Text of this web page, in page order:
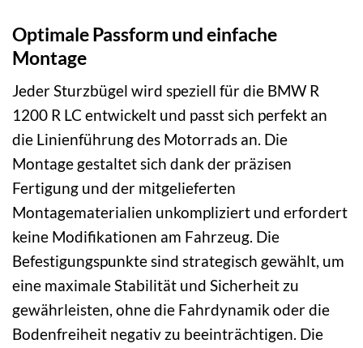
Optimale Passform und einfache
Montage
Jeder Sturzbügel wird speziell für die BMW R
1200 R LC entwickelt und passt sich perfekt an
die Linienführung des Motorrads an. Die
Montage gestaltet sich dank der präzisen
Fertigung und der mitgelieferten
Montagematerialien unkompliziert und erfordert
keine Modifikationen am Fahrzeug. Die
Befestigungspunkte sind strategisch gewählt, um
eine maximale Stabilität und Sicherheit zu
gewährleisten, ohne die Fahrdynamik oder die
Bodenfreiheit negativ zu beeinträchtigen. Die